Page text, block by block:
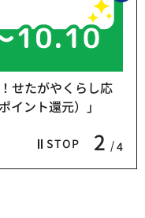
STOP 2 4
せたがやくらし応
イント還元）」